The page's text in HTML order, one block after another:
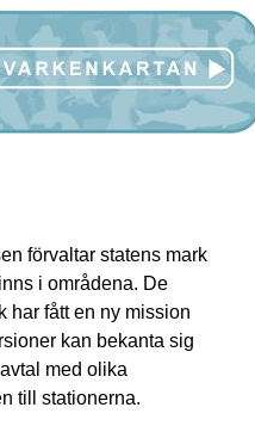
förvaltar statens mark
i områdena. De
har fått en ny mission
kan bekanta sig
med olika
till stationerna.